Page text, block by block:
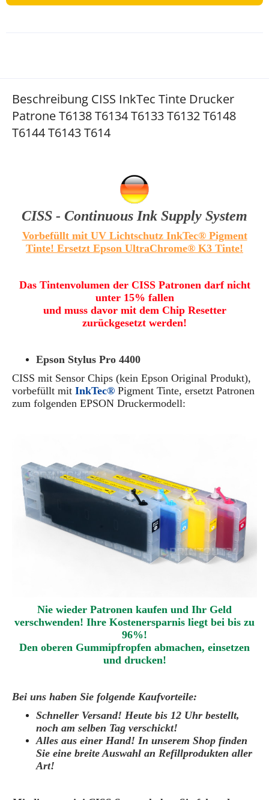
Beschreibung CISS InkTec Tinte Drucker
Patrone T6138 T6134 T6133 T6132 T6148
T6144 T6143 T614
CISS - Continuous Ink Supply System
Vorbefüllt mit UV Lichtschutz InkTec® Pigment
Tinte! Ersetzt Epson UltraChrome® K3 Tinte!
Das Tintenvolumen der CISS Patronen darf nicht
unter 15% fallen
und muss davor mit dem Chip Resetter
zurückgesetzt werden!
Epson Stylus Pro 4400
CISS mit Sensor Chips (kein Epson Original Produkt),
vorbefüllt mit InkTec® Pigment Tinte, ersetzt Patronen
zum folgenden EPSON Druckermodell:
Nie wieder Patronen kaufen und Ihr Geld
verschwenden! Ihre Kostenersparnis liegt bei bis zu
96%!
Den oberen Gummipfropfen abmachen, einsetzen
und drucken!
Bei uns haben Sie folgende Kaufvorteile:
Schneller Versand! Heute bis 12 Uhr bestellt,
noch am selben Tag verschickt!
Alles aus einer Hand! In unserem Shop finden
Sie eine breite Auswahl an Refillprodukten aller
Art!